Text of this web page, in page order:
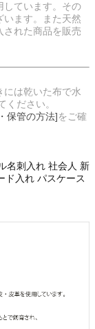
ています。その
います。また天然
された商品を販売
は乾いた布で水
ださい。
保管の方法]をご確
名刺入れ 社会人 新
ド入れ パスケース